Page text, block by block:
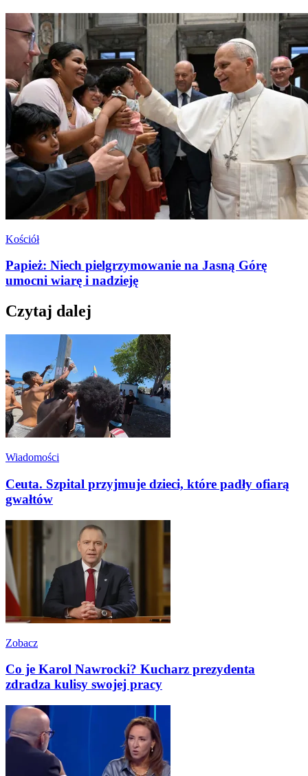
Kościół
Papież: Niech pielgrzymowanie na Jasną Górę
umocni wiarę i nadzieję
Czytaj dalej
Wiadomości
Ceuta. Szpital przyjmuje dzieci, które padły ofiarą
gwałtów
Zobacz
Co je Karol Nawrocki? Kucharz prezydenta
zdradza kulisy swojej pracy